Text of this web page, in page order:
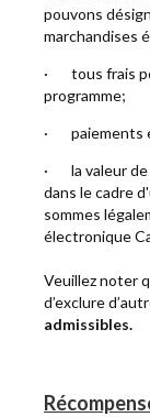
pouvons
marchandises
· tous frais
programme;
· paiements
· la valeur de
dans le cadre
sommes
électronique
Veuillez noter
d’exclure
admissibles.